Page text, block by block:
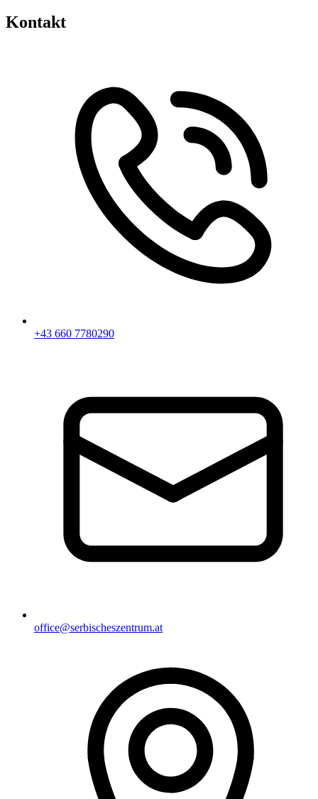
Kontakt
+43 660 7780290
office@serbischeszentrum.at